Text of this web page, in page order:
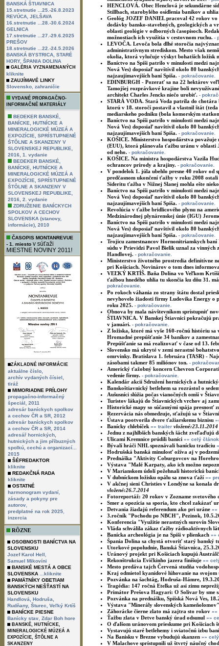
BANSKÁ ŠTIAVNICA
15.stretnutie ...25.-26.8.2023
REVÚCA, JELŠAVA
16.stretnutie ...28.-30.6.2024
GELNICA
17.stretnutie ...27.-29.6.2025
PREŠOV
18.stretnutie ...22.-24.5.2026
BANSKÁ BYSTRICA, STARÉ
HORY, ŠPANIA DOLINA
GALÉRIA VYZNAMENANÝCH
kliknite
ZAUJÍMAVÉ LINKY
Slovensko zahraničie
VYDANÉ PROPAGAČNO-
INFORMAČNÉ MATERIÁLY
BEDEKER BANSKÉ,
BANÍCKE, HUTNÍCKE A
MINERALOGICKÉ MÚZEÁ A
EXPOZÍCIE, SPRÍSTUPNENÉ
ŠTÔLNE A SKANZENY V
SLOVENSKEJ REPUBLIKE,
2016, 1. vydanie
BEDEKER BANSKÉ,
BANÍCKE, HUTNÍCKE A
MINERALOGICKÉ MÚZEÁ A
EXPOZÍCIE, SPRÍSTUPNENÉ
ŠTÔLNE A SKANZENY V
SLOVENSKEJ REPUBLIKE,
2016, 2. vydanie
ZDRUŽENIE BANÍCKYCH
SPOLKOV A CECHOV
SLOVENSKA (stanovy,
informácie), 2010
ČASOPIS MONTANREVUE
- 1. miesto v súťaži
MIESTNE NOVINY 2011!
ZÁKLADNÉ INFORMÁCIE
aktuálne číslo,
archív vydaných čísiel,
tiráž
MIMORIADNE PRÍLOHY
propagačno-informačný
špeciál, 2011
adresár baníckych spolkov
a cechov ČR a SR, 2012
adresár baníckych spolkov
a cechov ČR a SR, 2014
adresář hornických,
hutnických a jim příbuzných
spolkú, cechú a organizací...
2015
ŠÉFREDAKTOR
kliknite
REDAKČNÁ RADA
kliknite
OSTATNÉ
harmonogram vydaní
zásady a pokyny pre
autorov
predplatné na rok 2025
inzercia
RÔZNE
OSOBNOSTI BANÍCTVA NA
SLOVENSKU
Jozef Karol Hell
Samuel Mikovíni
BANSKÉ MESTÁ A OBCE
SLOVENSKA
...kliknite
PAMÄTNÍKY OBETIAM
BANSKÝCH NEŠŤASTÍ NA
SLOVENSKU
Handlová,
Hodruša,
Rudňany, Šturec,
Veľký Krtíš
BANÍCKE PIESNE
Banícky stav Zdar Boh hore
BANSKÉ, HUTNÍCKE,
MINERALOGICKÉ MÚZEÁ A
EXPOZÍCIE, ŠTÔLNE A
SKANZENY
HENCLOVÁ. Obec Henclová je sekundárne
Stillbach, starobylého osídlenia baníkov a
Geológ JOZEF DANIEL pracoval 42 rokov vo
dodávky bansko-stavebných, geologických a
oblasti geológie v odborných časopisoch.
možnostiach ich využitia v cestovnom ruchu. -
LEVOČA. Levoča bola dlhé storočia
administratívnym strediskom. Mesto však
okolia, ktorá vylučuje výskyt bohatších ložísk
Baníctvo na Spiši patrilo v minulosti medzi
Nová Ves) doposiaľ navštívil okolo 80
najzaujímavejších baní Spiša. - pokračovanie.
EDINBURGH - Pozerať sa na 22 hektárov
Tamojšej rozprávkové krajine boli
architekt Charles Jencks niečo urobiť. -
STARÁ VODA. Stará Voda patrila do chotára
ktorú v 18. storočí postavil a vlastnil štát
mediarskeho podniku (bola komorským
Baníctvo na Spiši patrilo v minulosti medzi
Nová Ves) doposiaľ navštívil okolo 80
najzaujímavejších baní Spiša. - pokračovanie.
KOŠICE. Ministerstvo hospodárstva považuje
(EUU), ktorá plánovala ťažbu uránu v oblasti
od neho. - pokračovanie.
KOŠICE. Na ministra hospodárstva Vazila
ochrancov prírody a krajiny. - pokračovanie.
V pondelok 1. júla ubehlo presne 40 rokov od
predčasnom ukončení ťažby v roku 2008
Sideritu ťažba v Nižnej Slanej mohla ešte
Baníctvo na Spiši patrilo v minulosti medzi
Nová Ves) doposiaľ navštívil okolo 80
najzaujímavejších baní Spiša. - pokračovanie.
Revolúcia v ťažbe bridlicového plynu na
Medzinárodnej plynárenskej únie (IGU)
Baníctvo na Spiši patrilo v minulosti medzi
Nová Ves) doposiaľ navštívil okolo 80
najzaujímavejších baní Spiša. - pokračovanie.
Trojicu zamestnancov Hornonitrianskych baní
súdu v Prievidzi Pavol Bielik uznal za vinných
Handlovej. - pokračovanie.
Ministerstvo životného prostredia definitívne
pri Košiciach. Novinárov o tom dnes
VEĽKÝ KRTÍŠ. Baňa Dolina vo Veľkom
ťažbou hnedého uhlia tu skončia ku dňu 31.
pokračovanie.
Po rokoch váhania zo strany štátu dostal
nevyhovelo žiadosti firmy Ludovika Energy o
roku 2025. - pokračovanie.
Obnova by mala návštevníkom sprístupniť
ŠTIAVNICA. V Banskej Štiavnici pokračujú
v januári. - pokračovanie.
Z ložiska, ktoré má vyše 160-ročnú históriu
Hromadné prepúšťanie 34 baníkov a
Prepúšťanie sa má realizovať v čase od 13.
Slovensko má ukryté v zemi nerastné
omrvinky. Bratislava 1. februára (TASR) -
zásobami takmer 85 miliónov ton. -
Americký ťažobný koncern Chevron
vedenie firmy. - pokračovanie.
Kalendár akcií Sdružení hornických a
Banskoštiavnický betlehem sa rozrástol o
Aušusníci slúžia počas vianočných omší v
Turistov lákajú do Štiavnických vrchov aj
Historické mapy so súčasnými spája presnosť
Rezervácia nás obmedzuje, sťažujú sa v
Ústava pootvorila dvere ťažiarskemu biznisu
Banícky chlebíček »» trailer vložené:23.11.2014
Jednu z najhlbších banských šácht zveľaďujú
Ulicami Kremnice prúdili baníci »» celý článok
Bývalí hráči NHL spoznávali banícku tradíciu
Hodrušská banská minulosť ožíva aj v podzemí
Prednáška "Aktivity Coburgovcov na
Výstava "Malé Karpaty, ako ich možno
V Marianskom údolí požehnali historickú
V dubníckom ložisku opálu sa znova ťaží »»
V akčnej sieni Christies v Londýne sa konala
vložené:26.7.2014
Fotoreportáž: 20 rokov v Zozname svetového
Smer a opozícia sa sporia, kto chcel zakázať
Detvania žiadajú referendum ako pri uráne »»
3.ročník "Pochodu po NBCH", Pezinok,
Konferencia "Využitie nerastných surovín
Vláda schválila zákaz ťažby rádioaktívnych
Banícka archeológia je na Spiši v plienkach »»
Špania Dolina sa chystá otvoriť starý banský
Utorkové popoludnie, Banská Štiavnica,
Uránový projekt pri Košiciach kupujú
Rekonštrukcia Evičkinho jazera finišuje »»
Mesto predáva tajch Červená studňa
Kraj odmietol kyanidové lúhovanie na svojom
Pozvánka na šachtág, Hodruša-Hámre,
Tragédia: 147 ročná Etelka už asi zimu
Primátor Prešova Hagyari: O Solivar by sme
Pozvánka na prednášku, Spišská Nová Ves,
Výstava "Minerály slovenských kameňolomov"
Záhorácke čierne zlato má zajtra sto rokov »»
Ťažbu zlata v Detve banský úrad odsunul »»
O ďalšom uránovom prieskume pri Košiciach
Vystavujú staré betlehemy i sviatočnú izbu
Na Banisku v Brezne vybudujú skanzen »»
V Malachove sprístupnili už štvrtý náučný